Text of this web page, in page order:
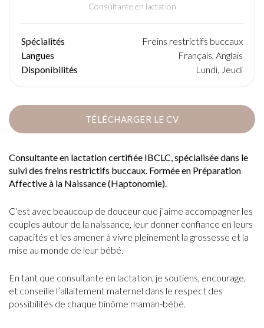
Consultante en lactation
Spécialités
Freins restrictifs buccaux
Langues
Français, Anglais
Disponibilités
Lundi, Jeudi
TÉLÉCHARGER LE CV
Consultante en lactation certifiée IBCLC, spécialisée dans le
suivi des freins restrictifs buccaux. Formée en Préparation
Affective à la Naissance (Haptonomie).
C’est avec beaucoup de douceur que j’aime accompagner les
couples autour de la naissance, leur donner confiance en leurs
capacités et les amener à vivre pleinement la grossesse et la
mise au monde de leur bébé.
En tant que consultante en lactation, je soutiens, encourage,
et conseille l’allaitement maternel dans le respect des
possibilités de chaque binôme maman-bébé.